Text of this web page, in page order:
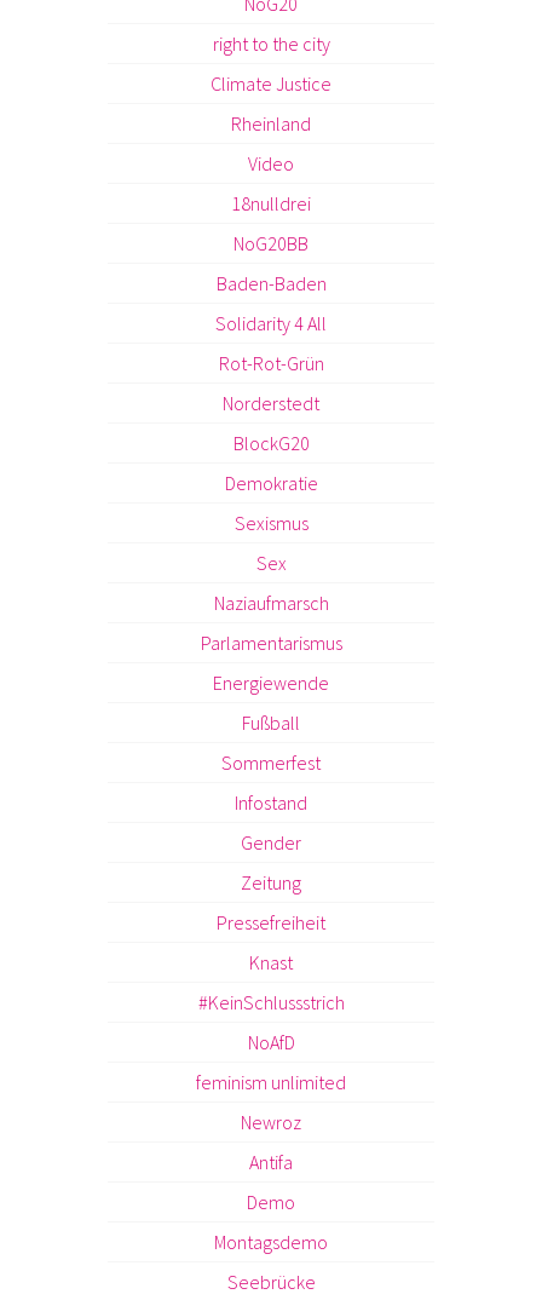
right to the city
Climate Justice
Rheinland
Video
18nulldrei
NoG20BB
Baden-Baden
Solidarity 4 All
Rot-Rot-Grün
Norderstedt
BlockG20
Demokratie
Sexismus
Sex
Naziaufmarsch
Parlamentarismus
Energiewende
Fußball
Sommerfest
Infostand
Gender
Zeitung
Pressefreiheit
Knast
#KeinSchlussstrich
NoAfD
feminism unlimited
Newroz
Antifa
Demo
Montagsdemo
Seebrücke